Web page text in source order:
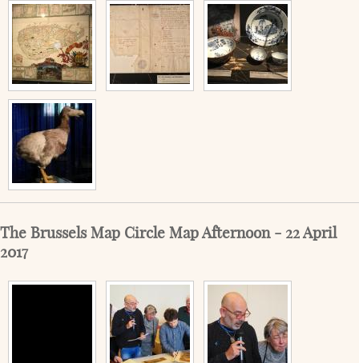
The Brussels Map Circle Map Afternoon - 22 April
2017